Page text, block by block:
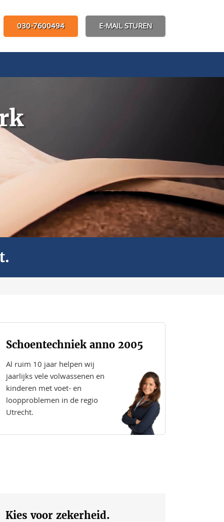
030-7600494 E-MAIL STUREN
Schoentechniek anno 2005
Al ruim 10 jaar helpen wij
jaarlijks vele volwassenen en
kinderen met voet- en
loopproblemen in de regio
Utrecht.
Kies voor zekerheid.